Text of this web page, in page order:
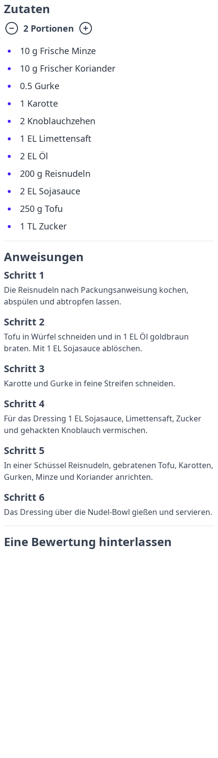
Zutaten
2 Portionen
10 g Frische Minze
10 g Frischer Koriander
0.5 Gurke
1 Karotte
2 Knoblauchzehen
1 EL Limettensaft
2 EL Öl
200 g Reisnudeln
2 EL Sojasauce
250 g Tofu
1 TL Zucker
Anweisungen
Schritt 1
Die Reisnudeln nach Packungsanweisung kochen,
abspülen und abtropfen lassen.
Schritt 2
Tofu in Würfel schneiden und in 1 EL Öl goldbraun
braten. Mit 1 EL Sojasauce ablöschen.
Schritt 3
Karotte und Gurke in feine Streifen schneiden.
Schritt 4
Für das Dressing 1 EL Sojasauce, Limettensaft, Zucker
und gehackten Knoblauch vermischen.
Schritt 5
In einer Schüssel Reisnudeln, gebratenen Tofu, Karotten,
Gurken, Minze und Koriander anrichten.
Schritt 6
Das Dressing über die Nudel-Bowl gießen und servieren.
Eine Bewertung hinterlassen